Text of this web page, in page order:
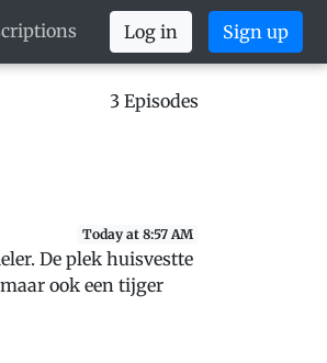
Log in Sign up
3 Episodes
Today at 8:57 AM
De plek huisvestte
ook een tijger